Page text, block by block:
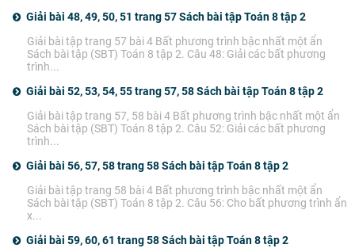
Giải bài 48, 49, 50, 51 trang 57 Sách bài tập Toán 8 tập 2
Giải bài tập trang 57 bài 4 Bất phương trình bậc nhất một ẩn
Sách bài tập (SBT) Toán 8 tập 2. Câu 48: Giải các bất phương
trình...
Giải bài 52, 53, 54, 55 trang 57, 58 Sách bài tập Toán 8 tập 2
Giải bài tập trang 57, 58 bài 4 Bất phương trình bậc nhất một ẩn
Sách bài tập (SBT) Toán 8 tập 2. Câu 52: Giải các bất phương
trình...
Giải bài 56, 57, 58 trang 58 Sách bài tập Toán 8 tập 2
Giải bài tập trang 58 bài 4 Bất phương trình bậc nhất một ẩn
Sách bài tập (SBT) Toán 8 tập 2. Câu 56: Cho bất phương trình ẩn
x...
Giải bài 59, 60, 61 trang 58 Sách bài tập Toán 8 tập 2